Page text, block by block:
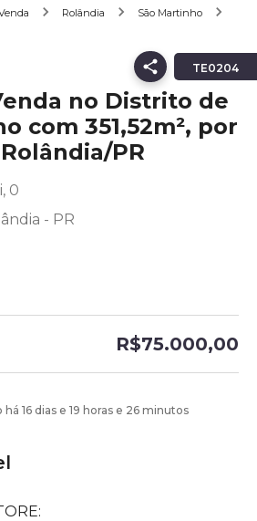
Rolândia
São Martinho
TE0204
no Distrito de
com 351,52m², por
PR
0
- PR
R$75.000,00
há 16 dias e 19 horas e 26 minutos